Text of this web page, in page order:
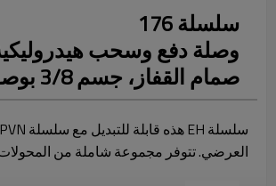
سلسلة 176
وصلة دفع وسحب هيدروليكية
صمام القفاز، جسم 3/8 بوصة
العرضي. تتوفر مجموعة شاملة من المحولات